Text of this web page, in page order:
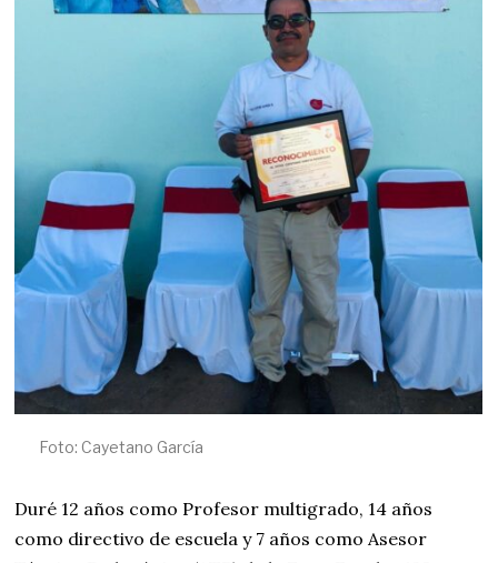
Foto: Cayetano García
Duré 12 años como Profesor multigrado, 14 años
como directivo de escuela y 7 años como Asesor